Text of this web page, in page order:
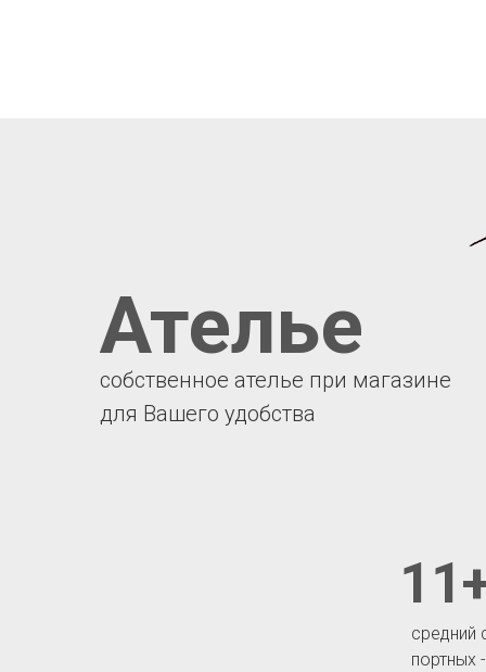
средний
портных
Ателье
собственное ателье при магазине
для Вашего удобства